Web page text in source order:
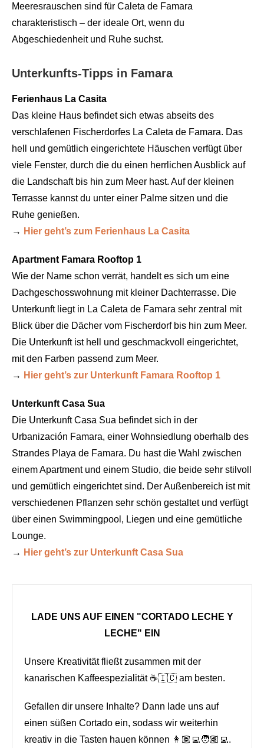
Meeresrauschen sind für Caleta de Famara
charakteristisch – der ideale Ort, wenn du
Abgeschiedenheit und Ruhe suchst.
Unterkunfts-Tipps in Famara
Ferienhaus La Casita
Das kleine Haus befindet sich etwas abseits des
verschlafenen Fischerdorfes La Caleta de Famara. Das
hell und gemütlich eingerichtete Häuschen verfügt über
viele Fenster, durch die du einen herrlichen Ausblick auf
die Landschaft bis hin zum Meer hast. Auf der kleinen
Terrasse kannst du unter einer Palme sitzen und die
Ruhe genießen.
→ Hier geht’s zum Ferienhaus La Casita
Apartment Famara Rooftop 1
Wie der Name schon verrät, handelt es sich um eine
Dachgeschosswohnung mit kleiner Dachterrasse. Die
Unterkunft liegt in La Caleta de Famara sehr zentral mit
Blick über die Dächer vom Fischerdorf bis hin zum Meer.
Die Unterkunft ist hell und geschmackvoll eingerichtet,
mit den Farben passend zum Meer.
→ Hier geht’s zur Unterkunft Famara Rooftop 1
Unterkunft Casa Sua
Die Unterkunft Casa Sua befindet sich in der
Urbanización Famara, einer Wohnsiedlung oberhalb des
Strandes Playa de Famara. Du hast die Wahl zwischen
einem Apartment und einem Studio, die beide sehr stilvoll
und gemütlich eingerichtet sind. Der Außenbereich ist mit
verschiedenen Pflanzen sehr schön gestaltet und verfügt
über einen Swimmingpool, Liegen und eine gemütliche
Lounge.
→ Hier geht’s zur Unterkunft Casa Sua
LADE UNS AUF EINEN "CORTADO LECHE Y
LECHE" EIN
Unsere Kreativität fließt zusammen mit der
kanarischen Kaffeespezialität ☕🇮🇨 am besten.
Gefallen dir unsere Inhalte? Dann lade uns auf
einen süßen Cortado ein, sodass wir weiterhin
kreativ in die Tasten hauen können 👩🏽‍💻🧑🏽‍💻.